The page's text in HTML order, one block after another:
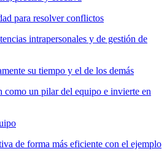
para resolver conflictos
intrapersonales y de gestión de
su tiempo y el de los demás
como un pilar del equipo e invierte en
de forma más eficiente con el ejemplo